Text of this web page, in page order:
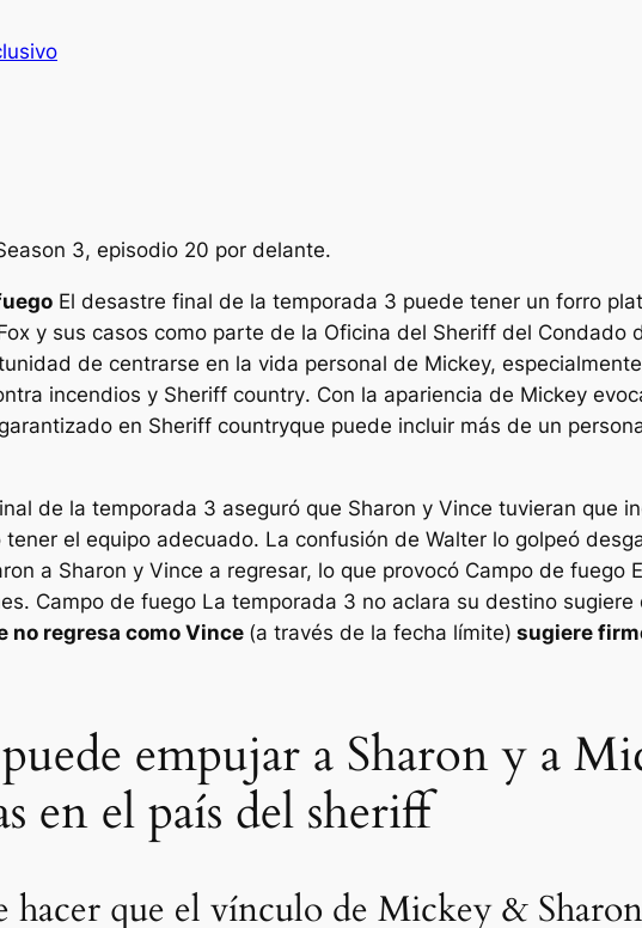
3, episodio 20 por delante.
El desastre final de la temporada 3 puede tener un forro
y sus casos como parte de la Oficina del Sheriff del Condado
de centrarse en la vida personal de Mickey,
incendios y Sheriff country. Con la apariencia de Mickey
en Sheriff countryque puede incluir más de un
de la temporada 3 aseguró que Sharon y Vince tuvieran que
el equipo adecuado. La confusión de Walter lo golpeó
a Sharon y Vince a regresar, lo que provocó Campo de fuego
Campo de fuego La temporada 3 no aclara su destino
no regresa como Vince (a través de la fecha límite) sugiere
empujar a Sharon y a
en el país del sheriff
hacer que el vínculo de Mickey &